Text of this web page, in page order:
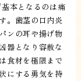
本となるのは痛
。歯茎の口内炎
ンの耳や揚げ物
器となり容赦な
食材を極限まで
にする勇気を持